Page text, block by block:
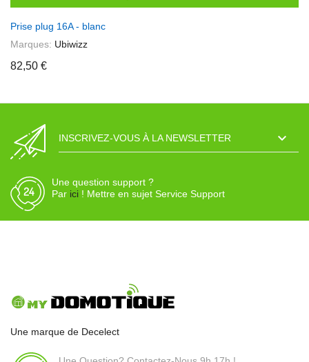
Prise plug 16A - blanc
Marques: Ubiwizz
82,50 €
INSCRIVEZ-VOUS À LA NEWSLETTER 
Une question support ?
Par ici ! Mettre en sujet Service Support
Une marque de Decelect